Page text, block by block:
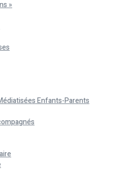
»
Enfants-Parents